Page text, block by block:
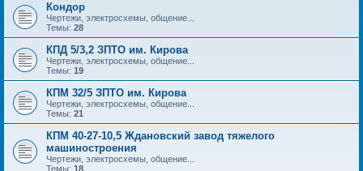
Кондор
Чертежи, электросхемы, общение...
Темы: 28
КПД 5/3,2 ЗПТО им. Кирова
Чертежи, электросхемы, общение...
Темы: 19
КПМ 32/5 ЗПТО им. Кирова
Чертежи, электросхемы, общение...
Темы: 21
КПМ 40-27-10,5 Ждановский завод тяжелого
машиностроения
Чертежи, электросхемы, общение...
Темы: 18